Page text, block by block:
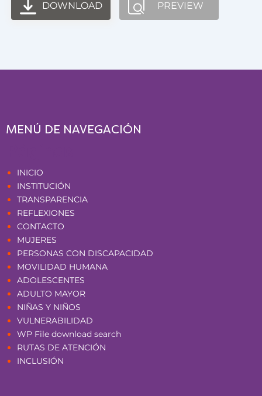
DOWNLOAD PREVIEW
MENÚ DE NAVEGACIÓN
INICIO
INSTITUCIÓN
TRANSPARENCIA
REFLEXIONES
CONTACTO
MUJERES
PERSONAS CON DISCAPACIDAD
MOVILIDAD HUMANA
ADOLESCENTES
ADULTO MAYOR
NIÑAS Y NIÑOS
VULNERABILIDAD
WP File download search
RUTAS DE ATENCIÓN
INCLUSIÓN